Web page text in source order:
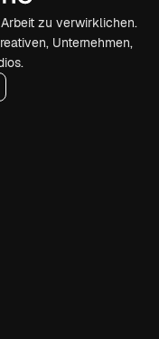
zu verwirklichen.
Unternehmen,